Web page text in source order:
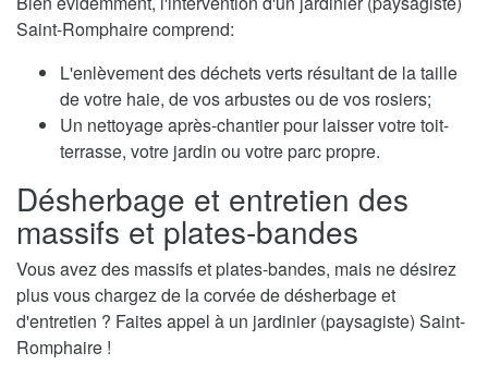
Saint-Romphaire comprend:
L'enlèvement des déchets verts résultant de la taille
de votre haie, de vos arbustes ou de vos rosiers;
Un nettoyage après-chantier pour laisser votre toit-
terrasse, votre jardin ou votre parc propre.
Désherbage et entretien des
massifs et plates-bandes
Vous avez des massifs et plates-bandes, mais ne désirez
plus vous chargez de la corvée de désherbage et
d'entretien ? Faites appel à un jardinier (paysagiste) Saint-
Romphaire !